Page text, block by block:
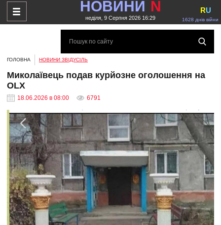
НОВИНИ N
неділя, 9 Серпня 2026 16:29 1628 днів війни
RU
ГОЛОВНА НОВИНИ ЗВІДУСІЛЬ
Миколаївець подав курйозне оголошення на
OLX
18.06.2026 в 08:00 6791